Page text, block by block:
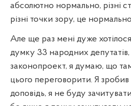
абсолютно нормально, різні
різні точки зору, це
Але ще раз мені дуже
думку 33 народних депутатів,
законопроект, я думаю, що
цього переговорити. Я
доповідь, я не буду